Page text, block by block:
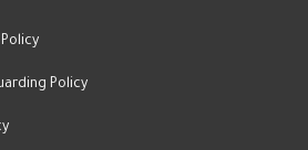
Policy